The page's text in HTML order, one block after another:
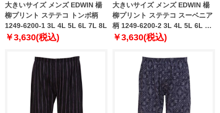
大きいサイズ メンズ EDWIN 楊
柳プリント ステテコ トンボ柄
1249-6200-1 3L 4L 5L 6L 7L 8L
￥3,630(税込)
大きいサイズ メンズ EDWIN 楊
柳プリント ステテコ スーベニア
柄 1249-6200-2 3L 4L 5L 6L 7L
8L
￥3,630(税込)